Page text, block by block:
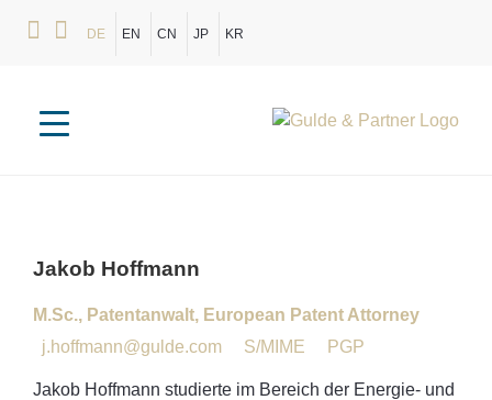
DE EN CN JP KR
Jakob Hoffmann
M.Sc., Patentanwalt, European Patent Attorney
j.hoffmann@gulde.com
S/MIME PGP
Jakob Hoffmann studierte im Bereich der Energie- und